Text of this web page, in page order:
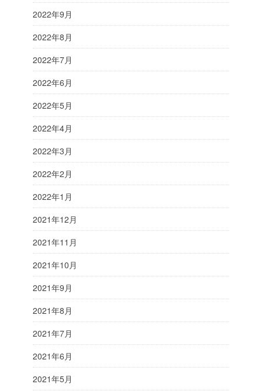
2022年9月
2022年8月
2022年7月
2022年6月
2022年5月
2022年4月
2022年3月
2022年2月
2022年1月
2021年12月
2021年11月
2021年10月
2021年9月
2021年8月
2021年7月
2021年6月
2021年5月